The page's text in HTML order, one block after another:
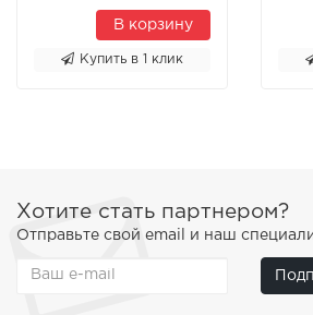
В корзину
Купить в 1 клик
Хотите стать партнером?
Отправьте свой email и наш